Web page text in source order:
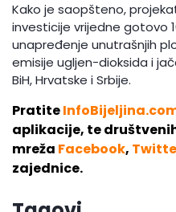
Kako je saopšteno,
investicije vrijedne gotovo
unapređenje unutrašnjih
emisije ugljen-dioksida i
BiH, Hrvatske i Srbije.
Pratite
aplikacije, te
mreža Facebook,
zajednice.